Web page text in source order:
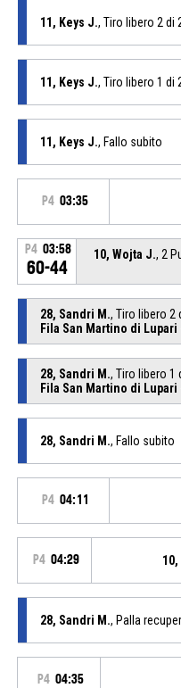
11, Keys J., Tiro libero 2 di
11, Keys J., Tiro libero 1 di
11, Keys J., Fallo subito
P4 03:35
P4 03:58
60-44
10, Wojta J., 2
28, Sandri M., Tiro libero 2
Fila San Martino di Lupari
28, Sandri M., Tiro libero 1
Fila San Martino di Lupari
28, Sandri M., Fallo subito
P4 04:11
P4 04:29
28, Sandri M., Palla
P4 04:35